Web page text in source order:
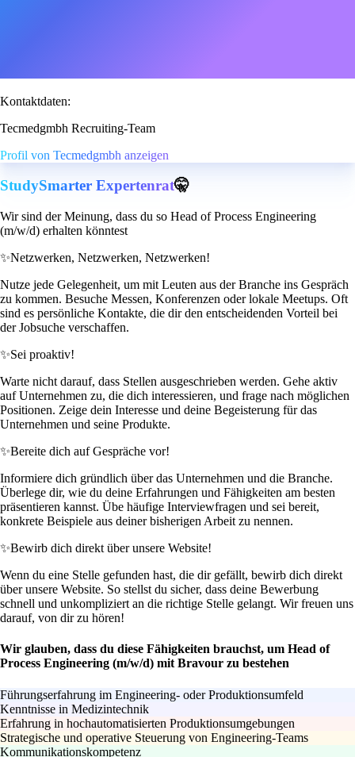
Kontaktdaten:
Tecmedgmbh Recruiting-Team
Profil von Tecmedgmbh anzeigen
StudySmarter Expertenrat🤫
Wir sind der Meinung, dass du so Head of Process Engineering
(m/w/d) erhalten könntest
✨Netzwerken, Netzwerken, Netzwerken!
Nutze jede Gelegenheit, um mit Leuten aus der Branche ins Gespräch
zu kommen. Besuche Messen, Konferenzen oder lokale Meetups. Oft
sind es persönliche Kontakte, die dir den entscheidenden Vorteil bei
der Jobsuche verschaffen.
✨Sei proaktiv!
Warte nicht darauf, dass Stellen ausgeschrieben werden. Gehe aktiv
auf Unternehmen zu, die dich interessieren, und frage nach möglichen
Positionen. Zeige dein Interesse und deine Begeisterung für das
Unternehmen und seine Produkte.
✨Bereite dich auf Gespräche vor!
Informiere dich gründlich über das Unternehmen und die Branche.
Überlege dir, wie du deine Erfahrungen und Fähigkeiten am besten
präsentieren kannst. Übe häufige Interviewfragen und sei bereit,
konkrete Beispiele aus deiner bisherigen Arbeit zu nennen.
✨Bewirb dich direkt über unsere Website!
Wenn du eine Stelle gefunden hast, die dir gefällt, bewirb dich direkt
über unsere Website. So stellst du sicher, dass deine Bewerbung
schnell und unkompliziert an die richtige Stelle gelangt. Wir freuen uns
darauf, von dir zu hören!
Wir glauben, dass du diese Fähigkeiten brauchst, um Head of
Process Engineering (m/w/d) mit Bravour zu bestehen
Führungserfahrung im Engineering- oder Produktionsumfeld
Kenntnisse in Medizintechnik
Erfahrung in hochautomatisierten Produktionsumgebungen
Strategische und operative Steuerung von Engineering-Teams
Kommunikationskompetenz